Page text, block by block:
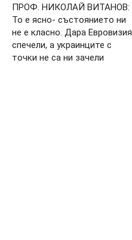
ПРОФ. НИКОЛАЙ ВИТАНОВ:
То е ясно- състоянието ни
не е класно. Дара Евровизия
спечели, а украинците с
точки не са ни зачели